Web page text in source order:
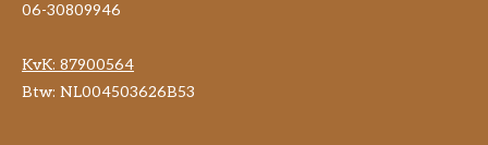
06-30809946
KvK: 87900564
Btw: NL004503626B53